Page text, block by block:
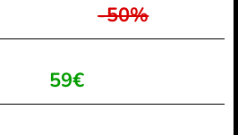
-50%
59€